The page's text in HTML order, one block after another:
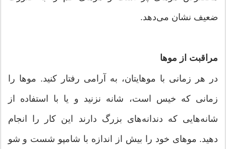
ضعیف نشان می‌دهد.
مراقبت از مو‌ها
در هر زمانی با موهایتان، به آرامی رفتار کنید. مو‌ها را
زمانی که خیس است، شانه نزنید و یا با استفاده از
شانه‌هایی که دندانه‌های بزرگ دارند این کار را انجام
دهید. مو‌های خود را بیش از اندازه با شامپو شست و شو